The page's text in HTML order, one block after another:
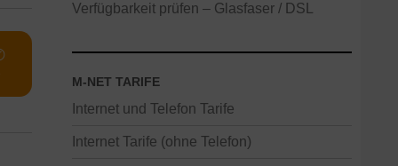
Verfügbarkeit prüfen – Glasfaser / DSL
M-NET TARIFE
Internet und Telefon Tarife
Internet Tarife (ohne Telefon)